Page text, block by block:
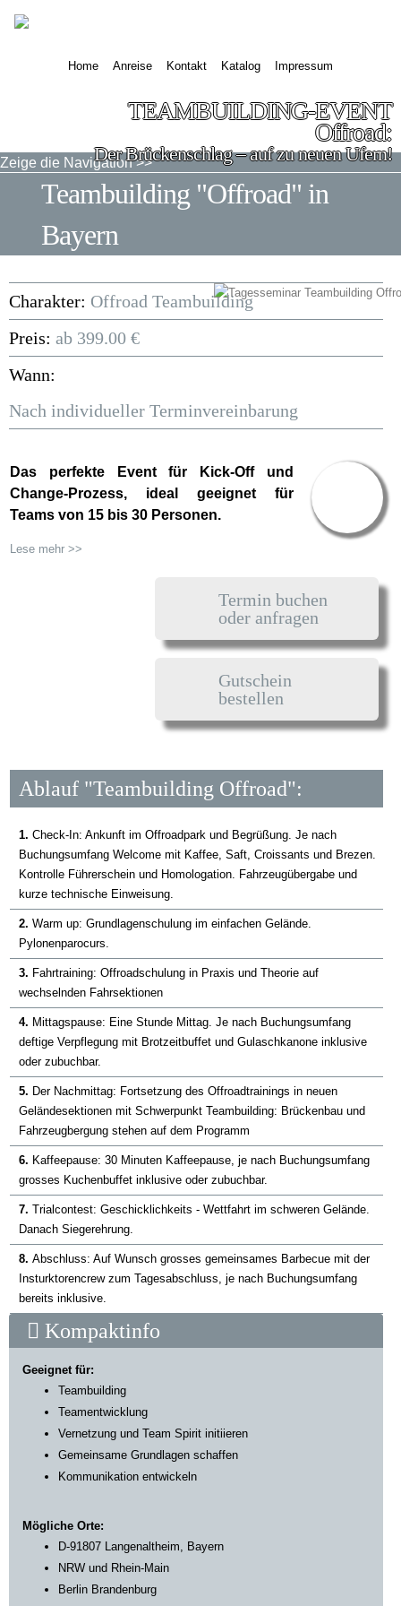
Home Anreise Kontakt Katalog Impressum
Zeige die Navigation >>
TEAMBUILDING-EVENT
Offroad:
Der Brückenschlag – auf zu neuen Ufern!
Teambuilding "Offroad" in
Bayern
Charakter: Offroad Teambuilding
Preis: ab 399.00 €
Wann:
Nach individueller Terminvereinbarung
Das perfekte Event für Kick-Off und
Change-Prozess, ideal geeignet für
Teams von 15 bis 30 Personen.
Lese mehr >>
Termin buchen
oder anfragen
Gutschein
bestellen
Ablauf "Teambuilding Offroad":
1. Check-In: Ankunft im Offroadpark und Begrüßung. Je nach
Buchungsumfang Welcome mit Kaffee, Saft, Croissants und Brezen.
Kontrolle Führerschein und Homologation. Fahrzeugübergabe und
kurze technische Einweisung.
2. Warm up: Grundlagenschulung im einfachen Gelände.
Pylonenparocurs.
3. Fahrtraining: Offroadschulung in Praxis und Theorie auf
wechselnden Fahrsektionen
4. Mittagspause: Eine Stunde Mittag. Je nach Buchungsumfang
deftige Verpflegung mit Brotzeitbuffet und Gulaschkanone inklusive
oder zubuchbar.
5. Der Nachmittag: Fortsetzung des Offroadtrainings in neuen
Geländesektionen mit Schwerpunkt Teambuilding: Brückenbau und
Fahrzeugbergung stehen auf dem Programm
6. Kaffeepause: 30 Minuten Kaffeepause, je nach Buchungsumfang
grosses Kuchenbuffet inklusive oder zubuchbar.
7. Trialcontest: Geschicklichkeits - Wettfahrt im schweren Gelände.
Danach Siegerehrung.
8. Abschluss: Auf Wunsch grosses gemeinsames Barbecue mit der
Insturktorencrew zum Tagesabschluss, je nach Buchungsumfang
bereits inklusive.
Kompaktinfo
Geeignet für:
Teambuilding
Teamentwicklung
Vernetzung und Team Spirit initiieren
Gemeinsame Grundlagen schaffen
Kommunikation entwickeln
Mögliche Orte:
D-91807 Langenaltheim, Bayern
NRW und Rhein-Main
Berlin Brandenburg